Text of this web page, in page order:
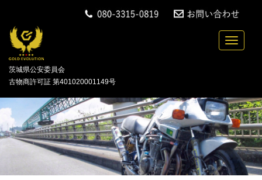
Toggle
中古バイクの買取・無料引取を行っている「
茨城県公安委員会
古物商許可証 第401020001149号